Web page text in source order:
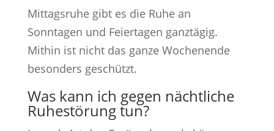
Mittagsruhe gibt es die Ruhe an
Sonntagen und Feiertagen ganztägig.
Mithin ist nicht das ganze Wochenende
besonders geschützt.
Was kann ich gegen nächtliche
Ruhestörung tun?